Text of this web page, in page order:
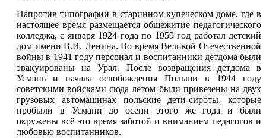
Напротив типографии в старинном купеческом доме, где в
настоящее время размещается общежитие педагогического
колледжа, с января 1924 года по 1959 год работал детский
дом имени В.И. Ленина. Во время Великой Отечественной
войны в 1941 году персонал и воспитанники детдома были
эвакуированы на Урал. После возвращения детдома в
Усмань и начала освобождения Польши в 1944 году
советскими войсками сюда летом были привезены на двух
грузовых автомашинах польские дети-сироты, которые
пробыли в Усмани до осени этого же года и были
окружены всё это время заботой и вниманием педагогов и
любовью воспитанников.